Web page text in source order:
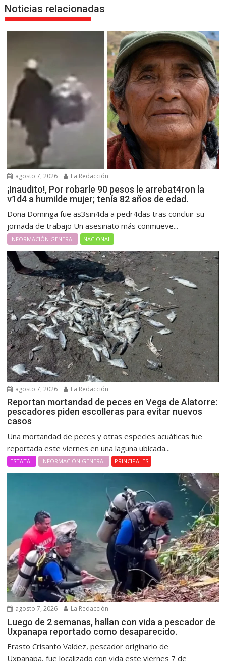
Noticias relacionadas
agosto 7, 2026 La Redacción
¡Inaudito!, Por robarle 90 pesos le arrebat4ron la
v1d4 a humilde mujer; tenía 82 años de edad.
Doña Dominga fue as3sin4da a pedr4das tras concluir su
jornada de trabajo Un asesinato más conmueve...
INFORMACIÓN GENERAL NACIONAL
agosto 7, 2026 La Redacción
Reportan mortandad de peces en Vega de Alatorre:
pescadores piden escolleras para evitar nuevos
casos
Una mortandad de peces y otras especies acuáticas fue
reportada este viernes en una laguna ubicada...
ESTATAL INFORMACIÓN GENERAL PRINCIPALES
agosto 7, 2026 La Redacción
Luego de 2 semanas, hallan con vida a pescador de
Uxpanapa reportado como desaparecido.
Erasto Crisanto Valdez, pescador originario de
Uxpanapa, fue localizado con vida este viernes 7 de